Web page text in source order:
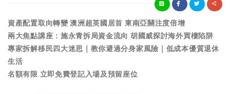
資產配置取向轉變 澳洲超英國居首 東南亞關注度倍增
兩大焦點講座：施永青拆局資金流向 胡國威探討海外買樓陷阱
專家拆解移民四大迷思｜教你避過分身家風險｜低成本優質退休
生活
名額有限 立即免費登記入場及預留座位